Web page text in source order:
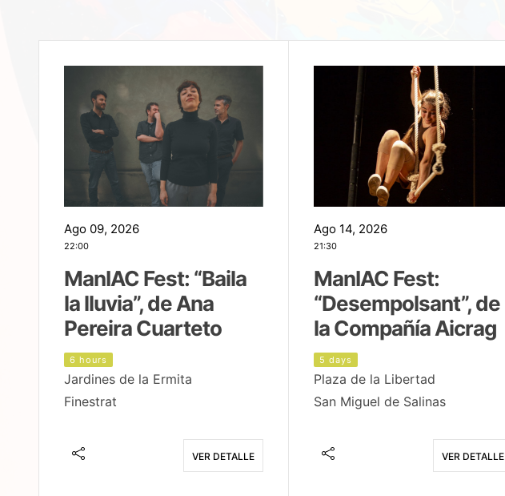
Ago 09, 2026
22:00
ManIAC Fest: “Baila
la lluvia”, de Ana
Pereira Cuarteto
6 hours
Jardines de la Ermita
Finestrat
VER DETALLE
Ago 14, 2026
21:30
ManIAC Fest:
“Desempolsant”, de
la Compañía Aicrag
5 days
Plaza de la Libertad
San Miguel de Salinas
VER DETALLE